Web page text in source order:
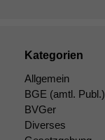
Kategorien
Allgemein
BGE (amtl. Publ.)
BVGer
Diverses